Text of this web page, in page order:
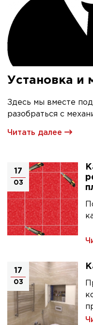
Установка и
Здесь мы вместе
разобраться с
Читать далее
17
03
17
03